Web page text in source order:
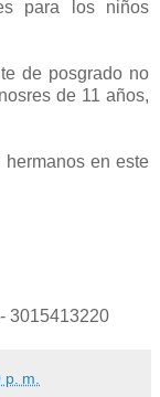
para los niños
de posgrado no
de 11 años,
en este
3015413220
m.